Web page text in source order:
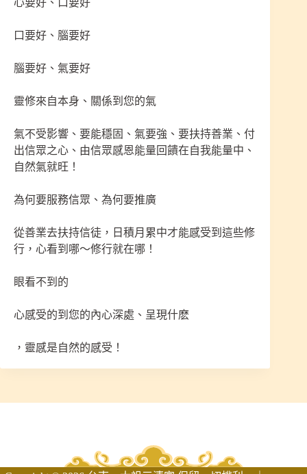
心要好、口要好
口要好、腦要好
腦要好、氣要好
靈修來自本身、關係到您的氣
氣不受影響、要能穩固、氣要強、要扶持善業、付
出信眾之心、由信眾感恩能量回饋在自我能量中、
自然氣就旺！
為何要服務信眾、為何要推廣
從善業去扶持信徒，日積月累中才能感受到這些修
行，心看到哪～修行就在哪！
眼看不到的
心感受的到您的內心深處、呈現什麽
，靈感是自然的感受！